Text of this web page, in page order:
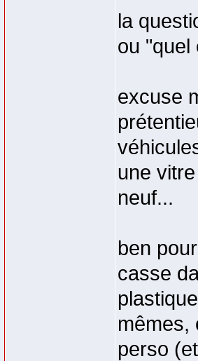
la
ou "quel
excuse
une
neuf...
ben
casse
mêmes,
perso